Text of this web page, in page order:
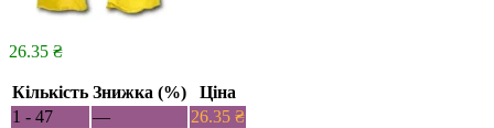
26.35 ₴
Кількість Знижка (%)
Ціна
1 - 47
— 26.35 ₴